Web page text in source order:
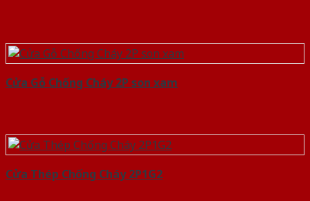
Cửa Gỗ Chống Cháy 2P son xam
Cửa Thép Chống Cháy 2P1G2